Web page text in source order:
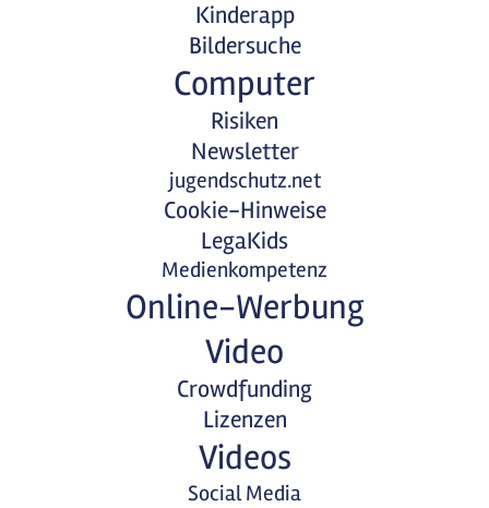
Kinderapp
Bildersuche
Computer
Risiken
Newsletter
jugendschutz.net
Cookie-Hinweise
LegaKids
Medienkompetenz
Online-Werbung
Video
Crowdfunding
Lizenzen
Videos
Social Media